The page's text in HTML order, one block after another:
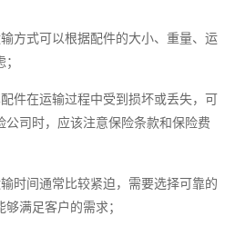
方式可以根据配件的大小、重量、运
件在运输过程中受到损坏或丢失，可
公司时，应该注意保险条款和保险费
时间通常比较紧迫，需要选择可靠的
满足客户的需求；